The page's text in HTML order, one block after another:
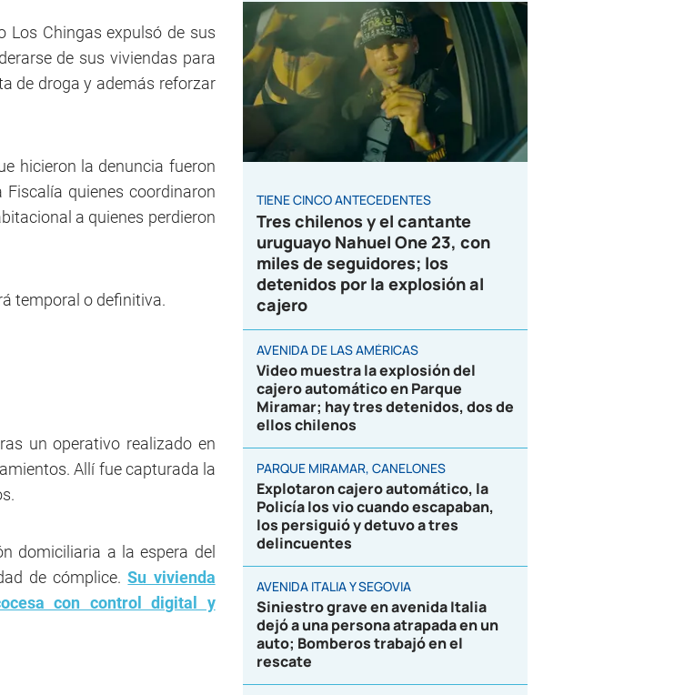
Los Chingas expulsó de sus
de sus viviendas para
de droga y además reforzar
hicieron la denuncia fueron
quienes coordinaron
a quienes perdieron
temporal o definitiva.
un operativo realizado en
Allí fue capturada la
domiciliaria a la espera del
de cómplice.Su vivienda
con control digital y
TIENE CINCO ANTECEDENTES
Tres chilenos y el cantante
uruguayo Nahuel One 23, con
miles de seguidores; los
detenidos por la explosión al
cajero
AVENIDA DE LAS AMÉRICAS
Video muestra la explosión del
cajero automático en Parque
Miramar; hay tres detenidos, dos de
ellos chilenos
PARQUE MIRAMAR, CANELONES
Explotaron cajero automático, la
Policía los vio cuando escapaban,
los persiguió y detuvo a tres
delincuentes
AVENIDA ITALIA Y SEGOVIA
Siniestro grave en avenida Italia
dejó a una persona atrapada en un
auto; Bomberos trabajó en el
rescate